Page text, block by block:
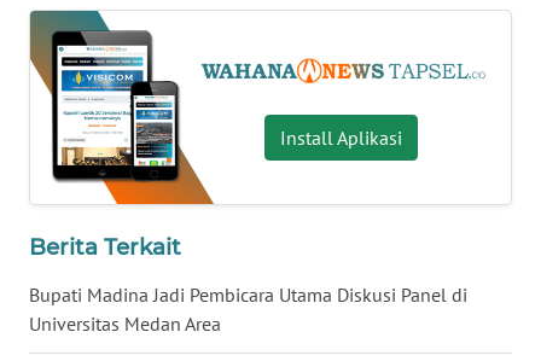
Install Aplikasi
Berita Terkait
Bupati Madina Jadi Pembicara Utama Diskusi Panel di
Universitas Medan Area
WN
KALTIM
WN
SULSEL
GORONTALO
WN
SULUT